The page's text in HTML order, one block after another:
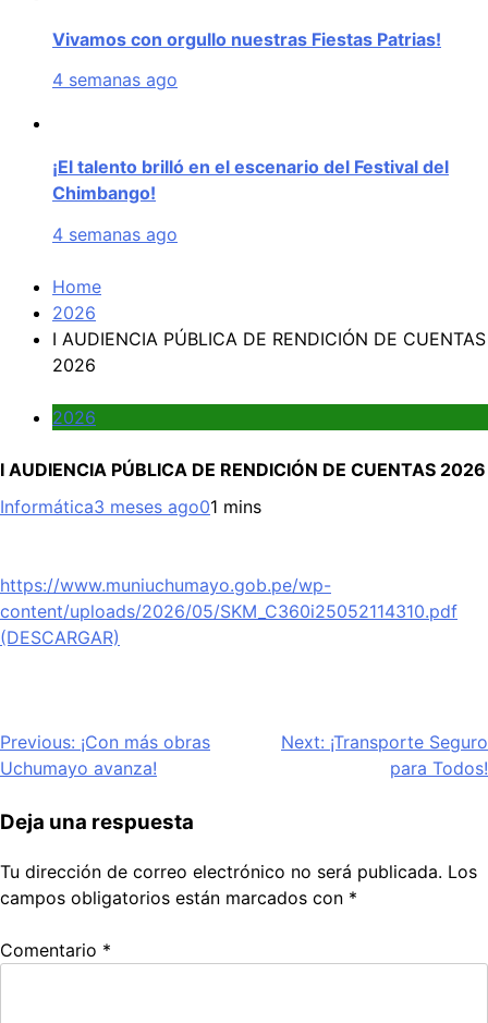
Vivamos con orgullo nuestras Fiestas Patrias!
4 semanas ago
¡El talento brilló en el escenario del Festival del
Chimbango!
4 semanas ago
Home
2026
I AUDIENCIA PÚBLICA DE RENDICIÓN DE CUENTAS
2026
2026
I AUDIENCIA PÚBLICA DE RENDICIÓN DE CUENTAS 2026
Informática3 meses ago01 mins
https://www.muniuchumayo.gob.pe/wp-
content/uploads/2026/05/SKM_C360i25052114310.pdf
(DESCARGAR)
Navegación
de
entradas
Previous: ¡Con más obras
Uchumayo avanza!
Next: ¡Transporte Seguro
para Todos!
Deja una respuesta
Tu dirección de correo electrónico no será publicada. Los
campos obligatorios están marcados con *
Comentario *